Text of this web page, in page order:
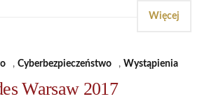
Więcej
, Cyberbezpieczeństwo , Wystąpienia
Warsaw 2017